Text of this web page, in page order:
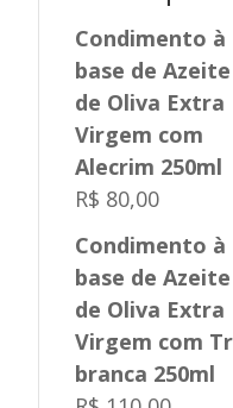
Condimento à
base de Azeite
de Oliva Extra
Virgem com
Alecrim 250ml
R$ 80,00
Condimento à
base de Azeite
de Oliva Extra
Virgem com
branca 250ml